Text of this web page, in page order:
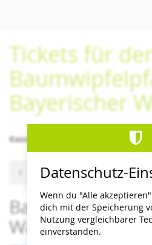
springen
Tickets für
Bayerischer
Kassenschluss/letzter Einlass 1
Zu anderem Termin
Wald
Datenschutz-
Wenn du "Alle
dich mit der Speicherung
Nutzung vergleichbarer
einverstanden.